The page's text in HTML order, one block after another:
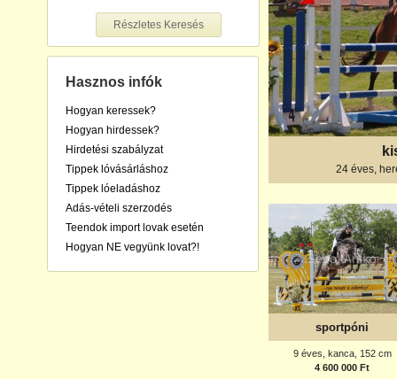
Részletes Keresés
Hasznos infók
Hogyan keressek?
Hogyan hirdessek?
Hirdetési szabályzat
Tippek lóvásárláshoz
Tippek lóeladáshoz
Adás-vételi szerzodés
Teendok import lovak esetén
Hogyan NE vegyünk lovat?!
24 éves,
sportpóni
9 éves, kanca, 152 cm
4 600 000 Ft